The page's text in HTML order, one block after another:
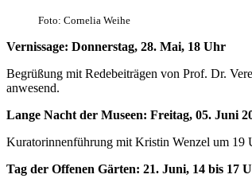
Foto: Cornelia Weihe
Vernissage: Donnerstag, 28. Mai, 18 Uhr
Begrüßung mit Redebeiträgen von Prof. Dr.
anwesend.
Lange Nacht der Museen: Freitag, 05. Juni
Kuratorinnenführung mit Kristin Wenzel um 19
Tag der Offenen Gärten: 21. Juni, 14 bis 17